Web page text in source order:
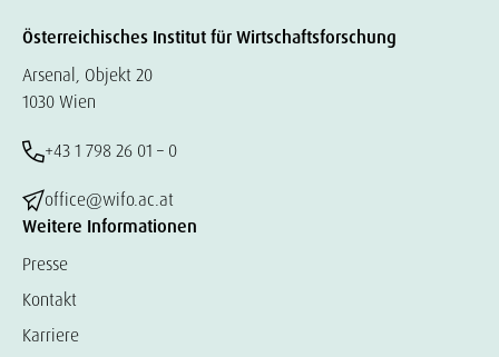
Österreichisches Institut für Wirtschaftsforschung
Arsenal, Objekt 20
1030 Wien
+43 1 798 26 01 – 0
office@wifo.ac.at
Weitere Informationen
Presse
Kontakt
Karriere